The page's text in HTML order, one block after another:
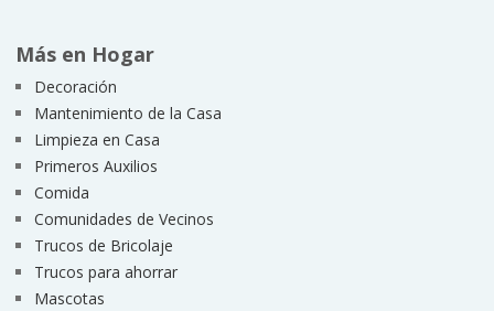
Más en Hogar
Decoración
Mantenimiento de la Casa
Limpieza en Casa
Primeros Auxilios
Comida
Comunidades de Vecinos
Trucos de Bricolaje
Trucos para ahorrar
Mascotas